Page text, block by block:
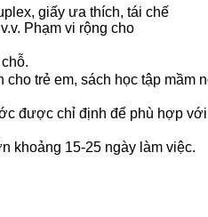
giấy ưa thích, tái chế
Phạm vi rộng cho
trẻ em, sách học tập mầm
được chỉ định để phù hợp
khoảng 15-25 ngày làm việc.